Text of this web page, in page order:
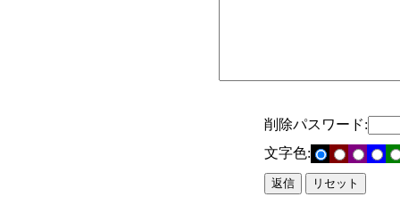
削除パスワード:
文字色: